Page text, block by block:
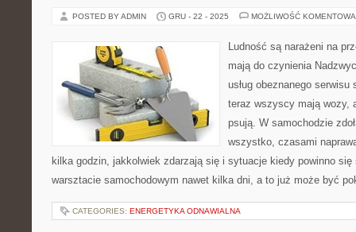
POSTED BY ADMIN GRU - 22 - 2025 MOŻLIWOŚĆ
Ludność są narażeni na
mają do czynienia
usług obeznanego
teraz wszyscy mają wozy,
psują. W samochodzie
wszystko, czasami
kilka godzin, jakkolwiek zdarzają się i sytuacje kiedy powinno
warsztacie samochodowym nawet kilka dni, a to już może być
CATEGORIES: ENERGETYKA ODNAWIALNA